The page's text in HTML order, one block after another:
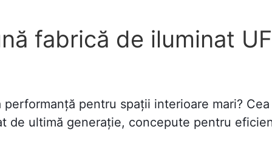
fabrică de iluminat
pentru spații interioare mari?
de ultimă generație, concepute pentru